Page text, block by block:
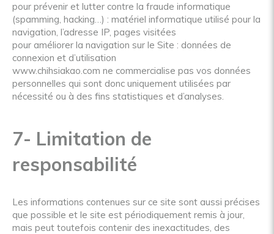
pour prévenir et lutter contre la fraude informatique
(spamming, hacking…) : matériel informatique utilisé pour la
navigation, l’adresse IP, pages visitées
pour améliorer la navigation sur le Site : données de
connexion et d’utilisation
www.chihsiakao.com ne commercialise pas vos données
personnelles qui sont donc uniquement utilisées par
nécessité ou à des fins statistiques et d’analyses.
7- Limitation de
responsabilité
Les informations contenues sur ce site sont aussi précises
que possible et le site est périodiquement remis à jour,
mais peut toutefois contenir des inexactitudes, des